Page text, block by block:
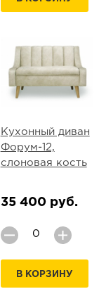
Кухонный диван
Форум-12,
слоновая кость
35 400 руб.
В КОРЗИНУ